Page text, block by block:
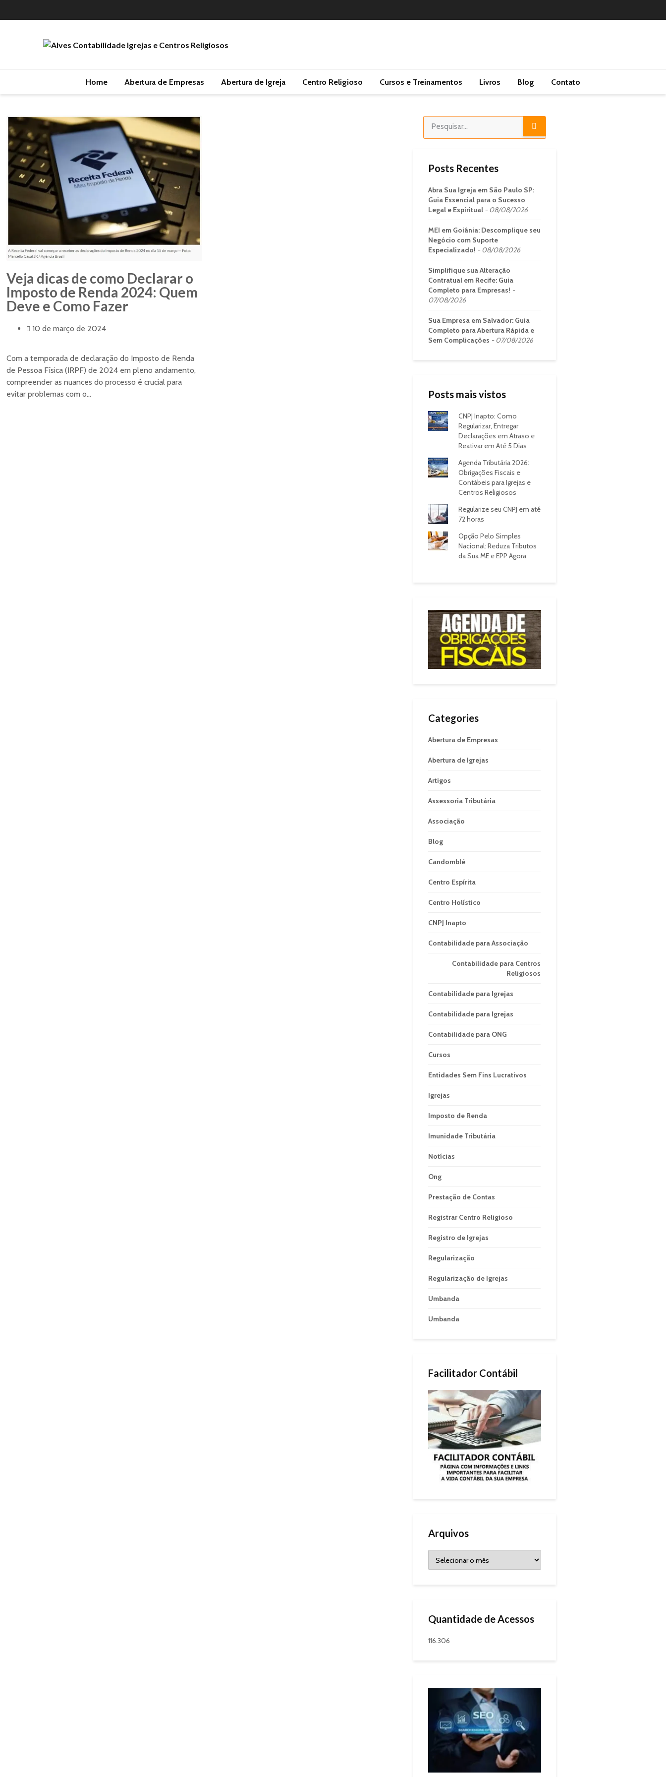
Home Abertura de Empresas Abertura de Igreja Centro Religioso Cursos e Treinamentos Livros Blog Contato
Veja dicas de como Declarar o
Imposto de Renda 2024: Quem
Deve e Como Fazer
10 de março de 2024
Com a temporada de declaração do Imposto de Renda
de Pessoa Física (IRPF) de 2024 em pleno andamento,
compreender as nuances do processo é crucial para
evitar problemas com o...
Posts Recentes
Abra Sua Igreja em São Paulo SP:
Guia Essencial para o Sucesso
Legal e Espiritual
08/08/2026
MEI em Goiânia: Descomplique seu
Negócio com Suporte
Especializado!
08/08/2026
Simplifique sua Alteração
Contratual em Recife: Guia
Completo para Empresas!
07/08/2026
Sua Empresa em Salvador: Guia
Completo para Abertura Rápida e
Sem Complicações
07/08/2026
Posts mais vistos
CNPJ Inapto: Como
Regularizar, Entregar
Declarações em Atraso e
Reativar em Até 5 Dias
Agenda Tributária 2026:
Obrigações Fiscais e
Contábeis para Igrejas e
Centros Religiosos
Regularize seu CNPJ em até
72 horas
Opção Pelo Simples
Nacional: Reduza Tributos
da Sua ME e EPP Agora
Categories
Abertura de Empresas
Abertura de Igrejas
Artigos
Assessoria Tributária
Associação
Blog
Candomblé
Centro Espírita
Centro Holístico
CNPJ Inapto
Contabilidade para Associação
Contabilidade para Centros
Religiosos
Contabilidade para Igrejas
Contabilidade para Igrejas
Contabilidade para ONG
Cursos
Entidades Sem Fins Lucrativos
Igrejas
Imposto de Renda
Imunidade Tributária
Notícias
Ong
Prestação de Contas
Registrar Centro Religioso
Registro de Igrejas
Regularização
Regularização de Igrejas
Umbanda
Umbanda
Facilitador Contábil
Arquivos
Quantidade de Acessos
116.306